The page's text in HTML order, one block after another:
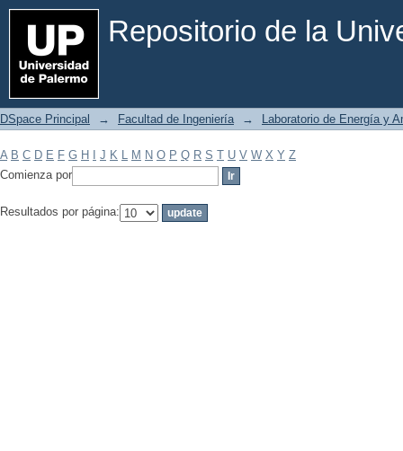
Repositorio de la
Filtrar por: Materia
DSpace Principal → Facultad de Ingeniería → Laboratorio de Energía y
A B C D E F G H J K L M N O P Q R S T U V W X Y Z
Comienza por
Resultados por página: